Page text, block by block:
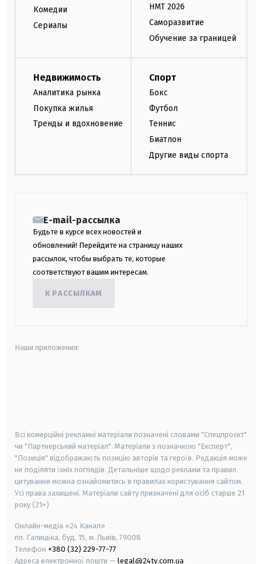
Комедии
Сериалы
НМТ 2026
Саморазвитие
Обучение за границей
Недвижимость
Аналитика рынка
Покупка жилья
Тренды и вдохновение
Спорт
Бокс
Футбол
Теннис
Биатлон
Другие виды спорта
E-mail-рассылка
Будьте в курсе всех новостей и
обновлений! Перейдите на страницу наших
рассылок, чтобы выбрать те, которые
соответствуют вашим интересам.
К РАССЫЛКАМ
Наши приложения:
Всі комерційні рекламні матеріали позначені словами "Спецпроєкт"
чи "Партнерський матеріал". Матеріали з позначкою "Експерт",
"Позиція" відображають позицію авторів та героїв. Редакція може
не поділяти їхніх поглядів. Детальніше щодо реклами та правил
цитування можна ознайомитись в правилах користування сайтом.
Усі права захищені. Матеріали сайту призначені для осіб старше 21
року (21+)
Онлайн-медіа «24 Канал»
пл. Галицька, буд. 15, м. Львів, 79008
Телефон +380 (32) 229-77-77
Адреса електронної пошти — legal@24tv.com.ua